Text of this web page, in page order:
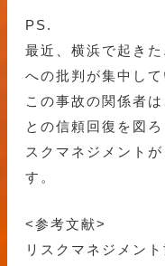
PS.
最近、横浜で起き
への批判が集中して
この事故の関係者
との信頼回復を図
スクマネジメント
す。
<参考文献>
リスクマネジメン